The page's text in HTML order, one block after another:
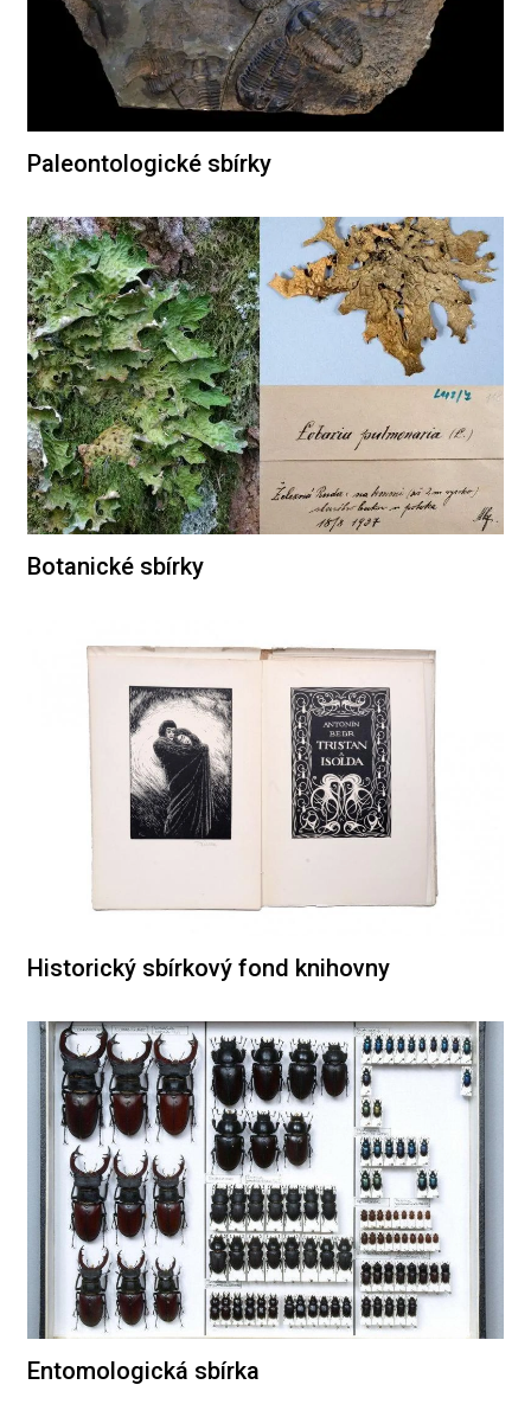
Paleontologické sbírky
Botanické sbírky
Historický sbírkový fond knihovny
Entomologická sbírka